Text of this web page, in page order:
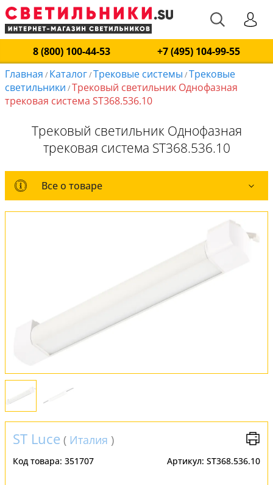
8 (800) 100-44-53
+7 (495) 104-99-55
Главная / Каталог/Трековые системы /Трековые
светильники /Трековый светильник Однофазная
трековая система ST368.536.10
Трековый светильник Однофазная
трековая система ST368.536.10
Все о товаре
Все о товаре
Обмен и возврат
Отзывы
ST Luce ( Италия )
Код товара: 351707 Артикул: ST368.536.10